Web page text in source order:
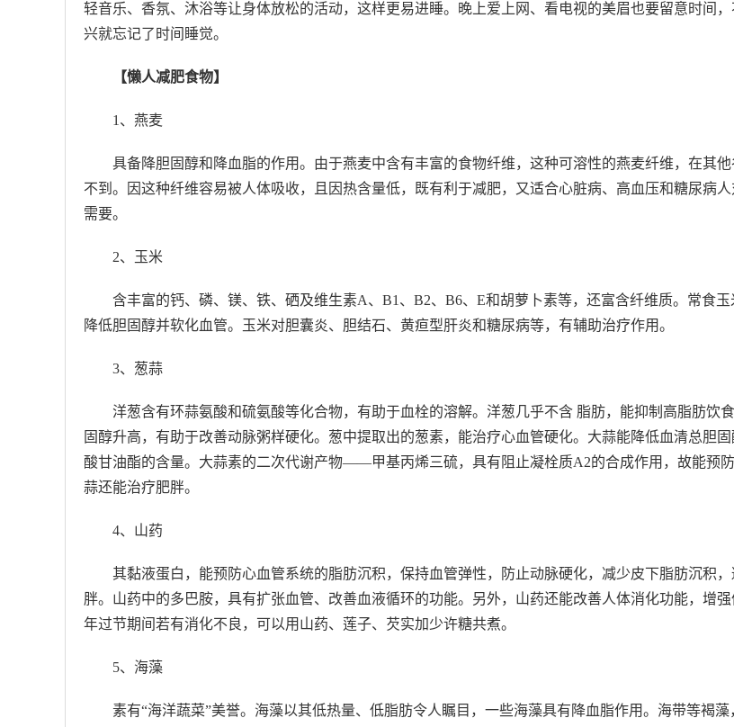
轻音乐、香氛、沐浴等让身体放松的活动，这样更易进睡。晚上爱上网、看电视的美眉也要留意时间
兴就忘记了时间睡觉。
【懒人减肥食物】
1、燕麦
具备降胆固醇和降血脂的作用。由于燕麦中含有丰富的食物纤维，这种可溶性的燕麦纤维，在其
不到。因这种纤维容易被人体吸收，且因热含量低，既有利于减肥，又适合心脏病、高血压和糖尿病
需要。
2、玉米
含丰富的钙、磷、镁、铁、硒及维生素A、B1、B2、B6、E和胡萝卜素等，还富含纤维质。常食
降低胆固醇并软化血管。玉米对胆囊炎、胆结石、黄疸型肝炎和糖尿病等，有辅助治疗作用。
3、葱蒜
洋葱含有环蒜氨酸和硫氨酸等化合物，有助于血栓的溶解。洋葱几乎不含 脂肪，能抑制高脂肪饮
固醇升高，有助于改善动脉粥样硬化。葱中提取出的葱素，能治疗心血管硬化。大蒜能降低血清总胆
酸甘油酯的含量。大蒜素的二次代谢产物——甲基丙烯三硫，具有阻止凝栓质A2的合成作用，故能预
蒜还能治疗肥胖。
4、山药
其黏液蛋白，能预防心血管系统的脂肪沉积，保持血管弹性，防止动脉硬化，减少皮下脂肪沉积
胖。山药中的多巴胺，具有扩张血管、改善血液循环的功能。另外，山药还能改善人体消化功能，增
年过节期间若有消化不良，可以用山药、莲子、芡实加少许糖共煮。
5、海藻
素有“海洋蔬菜”美誉。海藻以其低热量、低脂肪令人瞩目，一些海藻具有降血脂作用。海带等褐藻